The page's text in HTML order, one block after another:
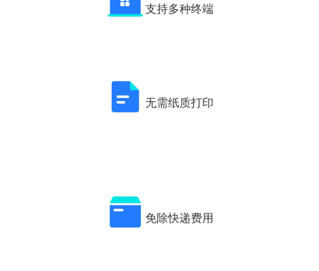
支持多种终端
无需纸质打印
免除快递费用